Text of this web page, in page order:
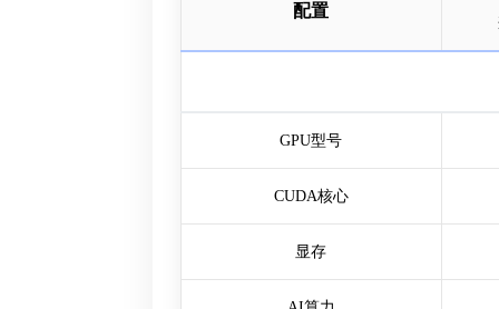
配置
GPU型号
CUDA核心
显存